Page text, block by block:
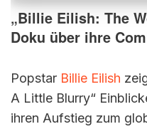
„Billie Eilish: The
Doku über ihre
Popstar Billie Eilish
A Little Blurry“
ihren Aufstieg zum